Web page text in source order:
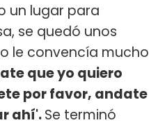
un lugar para
se quedó unos
le convencía mucho
que yo quiero
por favor, andate
ahí'.Se terminó